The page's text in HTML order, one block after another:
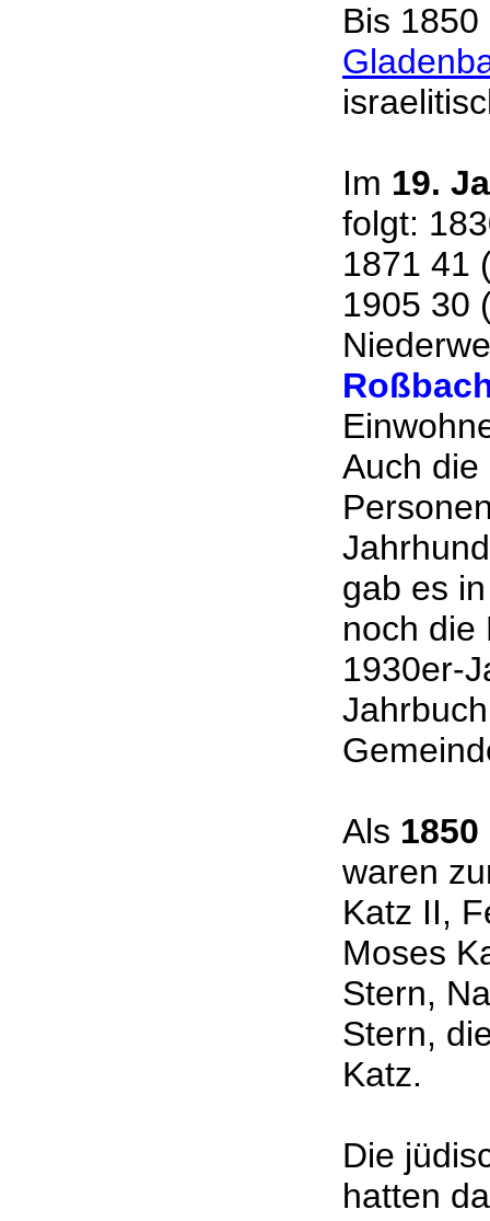
Bis
Im 19.
folgt:
1871 41
1905 30
Auch
gab es
noch die
1930er-
Als 1850
waren
Katz II,
Moses
Stern,
Stern,
Katz.
Die
hatten